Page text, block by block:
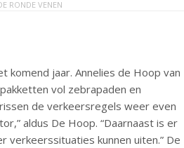
RONDE VENEN
komend jaar. Annelies de Hoop van
vol zebrapaden en
de verkeersregels weer even
aldus De Hoop. “Daarnaast is er
verkeerssituaties kunnen uiten.” De